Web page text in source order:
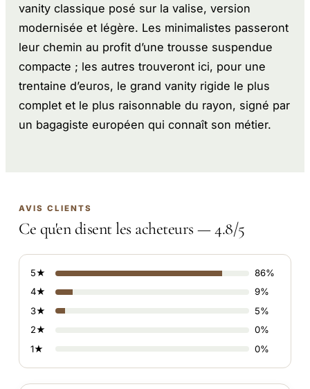
vanity classique posé sur la valise, version
modernisée et légère. Les minimalistes passeront
leur chemin au profit d’une trousse suspendue
compacte ; les autres trouveront ici, pour une
trentaine d’euros, le grand vanity rigide le plus
complet et le plus raisonnable du rayon, signé par
un bagagiste européen qui connaît son métier.
AVIS CLIENTS
Ce qu'en disent les acheteurs — 4.8/5
5★
86%
4★
9%
3★
5%
2★
0%
1★
0%